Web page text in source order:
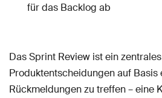
für das Backlog ab
Das Sprint Review ist ein
Produktentscheidungen auf Basis
Rückmeldungen zu treffen – eine